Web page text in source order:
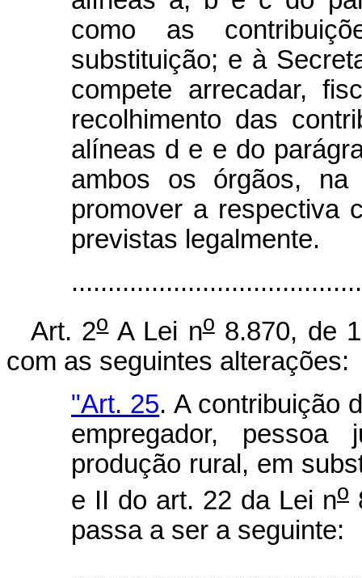
como as
substituição; e à
compete arrecadar,
recolhimento das
alíneas d e e do
ambos os órgãos, na
promover a respectiva
previstas legalmente.
Art. 2oA Lei no8.870, de
com as seguintes alterações:
"Art. 25. A contribuição
empregador,
produção rural, em
e II do art. 22 da Lei no
passa a ser a seguinte: